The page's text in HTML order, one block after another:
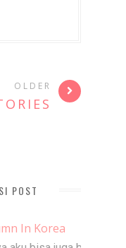
OLDER
POST
In Korea